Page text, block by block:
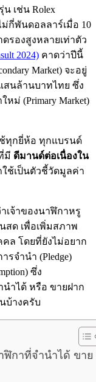
เช่น Rolex
ม่กี่พันดอลลาร์เมื่อ 10
รองสูงหลายเท่าตัว
2024) คาดว่าปีนี้
Market) จะอยู่
สนล้านบาทไทย ซึ่ง
ม่ (Primary Market)
ทุกยี่ห้อ ทุกแบรนด์
มี ดีมานด์ต่อเนื่องใน
ช้เป็นตัวชี้วัดมูลค่า
าเจ้าของนาฬิกาหรู
สด เพื่อเพิ่มสภาพ
ล โดยที่ยังไม่อยาก
รจำนำ (Pledge)
ซึ่ง
ำได้ หรือ ขายฝาก
บ้างครับ
ฬิกาที่จำนำได้ ขาย